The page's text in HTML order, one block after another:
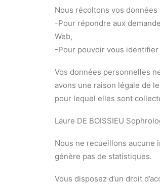
Nous récoltons vos données
-Pour répondre aux
Web,
-Pour pouvoir vous
Vos données personnelles
avons une raison légale de
pour lequel elles sont
Laure DE BOISSIEU
Nous ne recueillons aucune
génère pas de statistiques.
Vous disposez d’un droit